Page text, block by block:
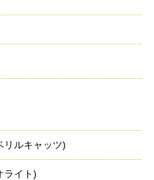
リルキャッツ)
ライト)